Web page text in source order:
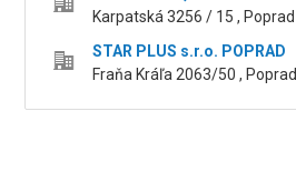
Karpatská 3256 / 15 , Poprad
STAR PLUS s.r.o. POPRAD
Fraňa Kráľa 2063/50 , Poprad